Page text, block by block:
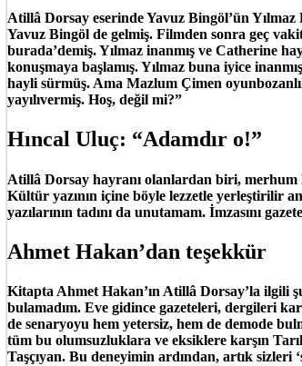
Atillâ Dorsay eserinde Yavuz Bingöl’ün
Yavuz Bingöl de gelmiş. Filmden sonra geç
burada’demiş. Yılmaz inanmış ve Catherine
konuşmaya başlamış. Yılmaz buna iyice
hayli sürmüş. Ama Mazlum Çimen
yayılıvermiş. Hoş, değil mi?”
Hıncal Uluç: “Adamdır o!”
Atillâ Dorsay hayranı olanlardan biri, merhum
Kültür yazının içine böyle lezzetle yerleştirilir
yazılarının tadını da unutamam. İmzasını
Ahmet Hakan’dan teşekkür
Kitapta Ahmet Hakan’ın Atillâ Dorsay’la ilgili
bulamadım. Eve gidince gazeteleri, dergileri
de senaryoyu hem yetersiz, hem de demode
tüm bu olumsuzluklara ve eksiklere karşın
Taşçıyan. Bu deneyimin ardından, artık sizleri